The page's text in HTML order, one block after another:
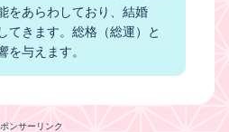
をあらわしており、結婚
てきます。総格（総運）と
を与えます。
ンサーリンク